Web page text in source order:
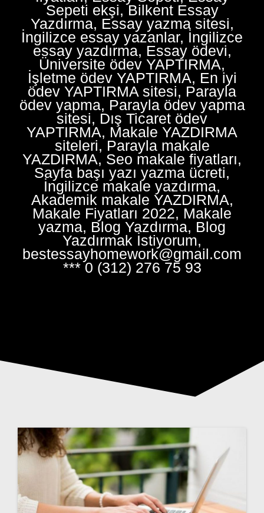
Sepeti ekşi, Bilkent Essay
Yazdırma, Essay yazma sitesi,
İngilizce essay yazanlar, İngilizce
essay yazdırma, Essay ödevi,
Üniversite ödev YAPTIRMA,
İşletme ödev YAPTIRMA, En iyi
ödev YAPTIRMA sitesi, Parayla
ödev yapma, Parayla ödev yapma
sitesi, Dış Ticaret ödev
YAPTIRMA, Makale YAZDIRMA
siteleri, Parayla makale
YAZDIRMA, Seo makale fiyatları,
Sayfa başı yazı yazma ücreti,
İngilizce makale yazdırma,
Akademik makale YAZDIRMA,
Makale Fiyatları 2022, Makale
yazma, Blog Yazdırma, Blog
Yazdırmak İstiyorum,
bestessayhomework@gmail.com
*** 0 (312) 276 75 93